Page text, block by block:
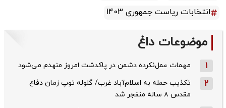
انتخابات ریاست جمهوری 1403
موضوعات داغ
1 مهمات عمل‌نکرده دشمن در پاکدشت امروز منهدم می‌شود
2
تکذیب حمله به اسلام‌آباد غرب/ گلوله توپ زمان دفاع
مقدس ۸ ساله منفجر شد